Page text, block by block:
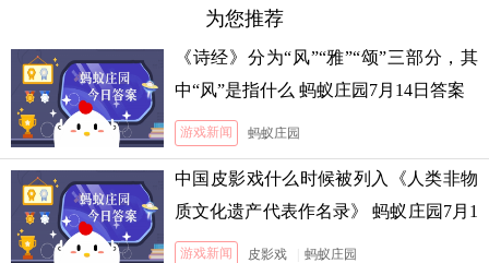
为您推荐
《诗经》分为“风”“雅”“颂”三部分，其
中“风”是指什么 蚂蚁庄园7月14日答案
游戏新闻 蚂蚁庄园
中国皮影戏什么时候被列入《人类非物
质文化遗产代表作名录》 蚂蚁庄园7月1
3日答案
游戏新闻 皮影戏 蚂蚁庄园